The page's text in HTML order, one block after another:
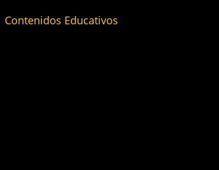
Contenidos Educativos